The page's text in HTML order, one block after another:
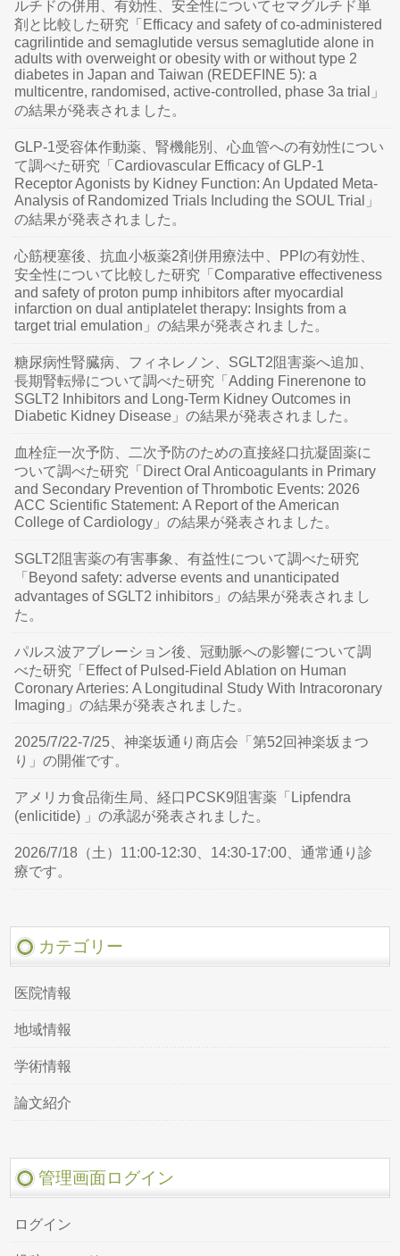
ルチドの併用、有効性、安全性についてセマグルチド単
剤と比較した研究「Efficacy and safety of co-administered
cagrilintide and semaglutide versus semaglutide alone in
adults with overweight or obesity with or without type 2
diabetes in Japan and Taiwan (REDEFINE 5): a
multicentre, randomised, active-controlled, phase 3a trial」
の結果が発表されました。
GLP-1受容体作動薬、腎機能別、心血管への有効性につい
て調べた研究「Cardiovascular Efficacy of GLP-1
Receptor Agonists by Kidney Function: An Updated Meta-
Analysis of Randomized Trials Including the SOUL Trial」
の結果が発表されました。
心筋梗塞後、抗血小板薬2剤併用療法中、PPIの有効性、
安全性について比較した研究「Comparative effectiveness
and safety of proton pump inhibitors after myocardial
infarction on dual antiplatelet therapy: Insights from a
target trial emulation」の結果が発表されました。
糖尿病性腎臓病、フィネレノン、SGLT2阻害薬へ追加、
長期腎転帰について調べた研究「Adding Finerenone to
SGLT2 Inhibitors and Long-Term Kidney Outcomes in
Diabetic Kidney Disease」の結果が発表されました。
血栓症一次予防、二次予防のための直接経口抗凝固薬に
ついて調べた研究「Direct Oral Anticoagulants in Primary
and Secondary Prevention of Thrombotic Events: 2026
ACC Scientific Statement: A Report of the American
College of Cardiology」の結果が発表されました。
SGLT2阻害薬の有害事象、有益性について調べた研究
「Beyond safety: adverse events and unanticipated
advantages of SGLT2 inhibitors」の結果が発表されまし
た。
パルス波アブレーション後、冠動脈への影響について調
べた研究「Effect of Pulsed-Field Ablation on Human
Coronary Arteries: A Longitudinal Study With Intracoronary
Imaging」の結果が発表されました。
2025/7/22-7/25、神楽坂通り商店会「第52回神楽坂まつ
り」の開催です。
アメリカ食品衛生局、経口PCSK9阻害薬「Lipfendra
(enlicitide) 」の承認が発表されました。
2026/7/18（土）11:00-12:30、14:30-17:00、通常通り診
療です。
カテゴリー
医院情報
地域情報
学術情報
論文紹介
管理画面ログイン
ログイン